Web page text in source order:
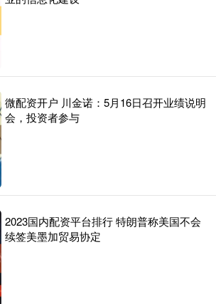
微配资开户 川金诺：5月16日召开业绩说明
会，投资者参与
2023国内配资平台排行 特朗普称美国不会
续签美墨加贸易协定